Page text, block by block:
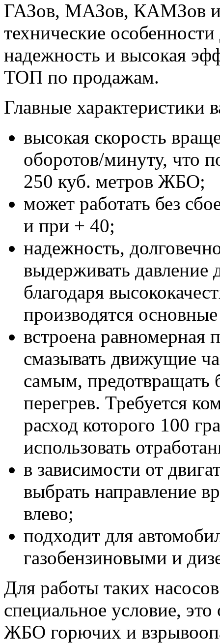
ГАЗов, МАЗов, КАМЗов
технические
надежность и высокая
ТОП по продажам.
Главные характеристики
высокая скорость
оборотов/минуту, что
250 куб. метров ЖБО;
может работать без
и при + 40;
надежность,
выдерживать давление
благодаря
производятся
встроена равномерная
смазывать движущие
самым, предотвращать
перегрев. Требуется
расход которого 100
использовать
в зависимости от
выбрать направление
влево;
подходит для
газобензиновыми и
Для работы таких
специальное условие,
ЖБО горючих и